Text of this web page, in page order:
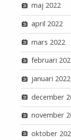
maj 2022
april 2022
mars 2022
februari
januari 2022
december
november
oktober